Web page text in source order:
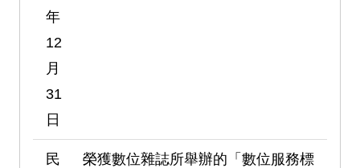
年
12
月
31
日
民
榮獲數位雜誌所舉辦的「數位服務標